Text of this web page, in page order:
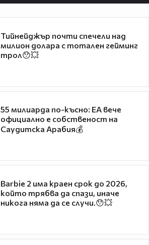
Тийнейджър почти спечели над
милион долара с тотален гейминг
трол😯💥
55 милиарда по-късно: EA вече
официално е собственост на
Саудитска Арабия💰
Barbie 2 има краен срок до 2026,
който трябва да спази, иначе
никога няма да се случи.😯💥